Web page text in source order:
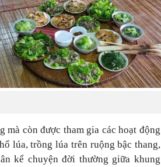
mà còn được tham gia các hoạt động
lúa, trồng lúa trên ruộng bậc thang,
kể chuyện đời thường giữa khung